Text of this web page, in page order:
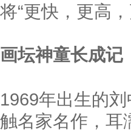
将“更快，更高
画坛神童长成记
1969年出生的
触名家名作，耳